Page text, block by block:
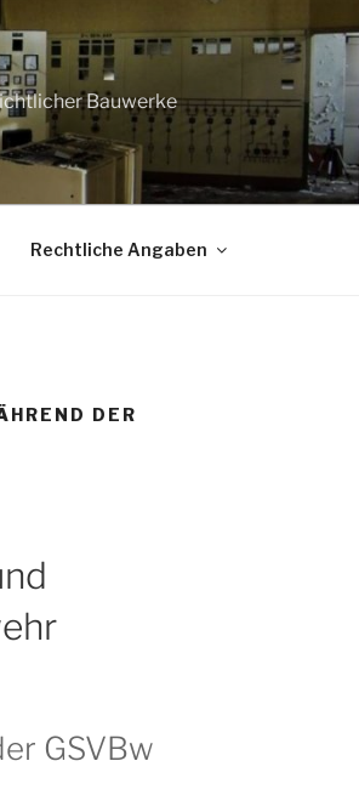
Bauwerke
Rechtliche Angaben
DER
GSVBw